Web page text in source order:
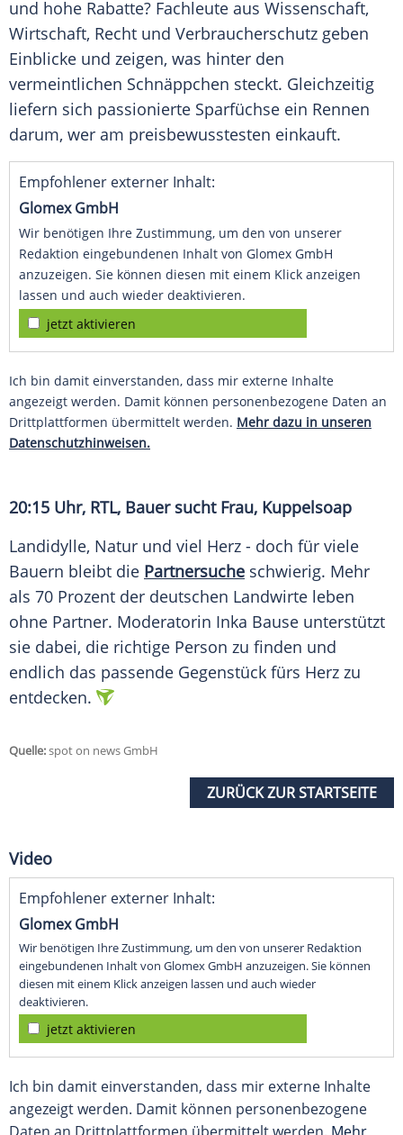
und hohe Rabatte? Fachleute aus Wissenschaft,
Wirtschaft, Recht und Verbraucherschutz geben
Einblicke und zeigen, was hinter den
vermeintlichen Schnäppchen steckt. Gleichzeitig
liefern sich passionierte Sparfüchse ein Rennen
darum, wer am preisbewusstesten einkauft.
Empfohlener externer Inhalt:
Glomex GmbH
Wir benötigen Ihre Zustimmung, um den von unserer
Redaktion eingebundenen Inhalt von Glomex GmbH
anzuzeigen. Sie können diesen mit einem Klick anzeigen
lassen und auch wieder deaktivieren.
jetzt aktivieren
Ich bin damit einverstanden, dass mir externe Inhalte
angezeigt werden. Damit können personenbezogene Daten an
Drittplattformen übermittelt werden. Mehr dazu in unseren
Datenschutzhinweisen.
20:15 Uhr, RTL, Bauer sucht Frau, Kuppelsoap
Landidylle, Natur und viel Herz - doch für viele
Bauern bleibt die Partnersuche schwierig. Mehr
als 70 Prozent der deutschen Landwirte leben
ohne Partner. Moderatorin Inka Bause unterstützt
sie dabei, die richtige Person zu finden und
endlich das passende Gegenstück fürs Herz zu
entdecken.
Quelle:spot on news GmbH
ZURÜCK ZUR STARTSEITE
Video
Empfohlener externer Inhalt:
Glomex GmbH
Wir benötigen Ihre Zustimmung, um den von unserer Redaktion
eingebundenen Inhalt von Glomex GmbH anzuzeigen. Sie können
diesen mit einem Klick anzeigen lassen und auch wieder
deaktivieren.
jetzt aktivieren
Ich bin damit einverstanden, dass mir externe Inhalte
angezeigt werden. Damit können personenbezogene